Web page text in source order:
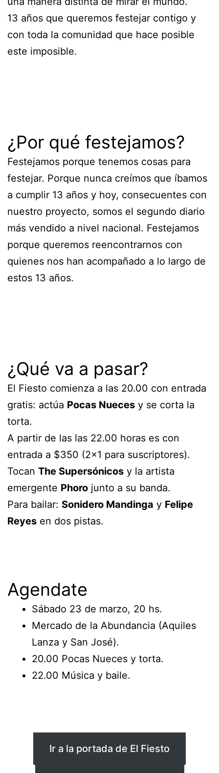
13 años que queremos festejar contigo y
con toda la comunidad que hace posible
este imposible.
¿Por qué festejamos?
Festejamos porque tenemos cosas para
festejar. Porque nunca creímos que íbamos
a cumplir 13 años y hoy, consecuentes con
nuestro proyecto, somos el segundo diario
más vendido a nivel nacional. Festejamos
porque queremos reencontrarnos con
quienes nos han acompañado a lo largo de
estos 13 años.
¿Qué va a pasar?
El Fiesto comienza a las 20.00 con entrada
gratis: actúa Pocas Nueces y se corta la
torta.
A partir de las las 22.00 horas es con
entrada a $350 (2×1 para suscriptores).
Tocan The Supersónicos y la artista
emergente Phoro junto a su banda.
Para bailar: Sonidero Mandinga y Felipe
Reyes en dos pistas.
Agendate
Sábado 23 de marzo, 20 hs.
Mercado de la Abundancia (Aquiles
Lanza y San José).
20.00 Pocas Nueces y torta.
22.00 Música y baile.
Ir a la portada de El Fiesto